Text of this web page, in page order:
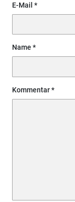
E-Mail
Name
Kommentar